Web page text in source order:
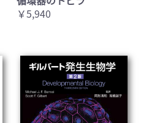
￥5,940